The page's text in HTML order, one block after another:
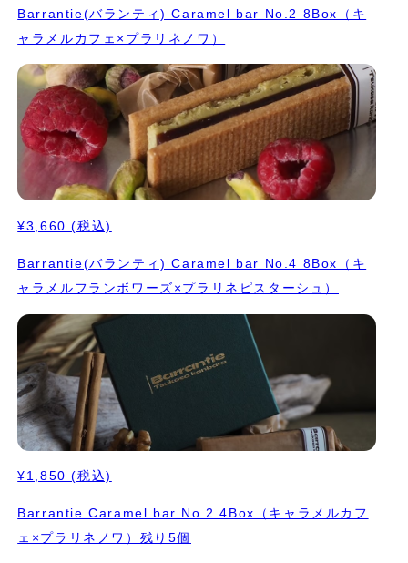
Barrantie(バランティ) Caramel bar No.2 8Box（キ
ャラメルカフェ×プラリネノワ）
¥3,660 (税込)
Barrantie(バランティ) Caramel bar No.4 8Box（キ
ャラメルフランボワーズ×プラリネピスターシュ）
¥1,850 (税込)
Barrantie Caramel bar No.2 4Box（キャラメルカフ
ェ×プラリネノワ）残り5個